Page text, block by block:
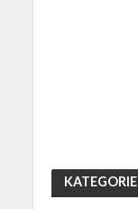
KATEGORIE